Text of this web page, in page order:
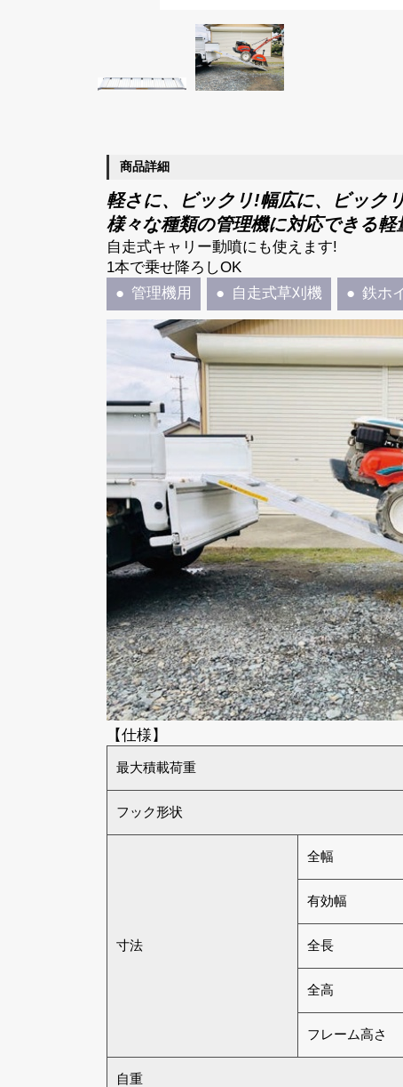
商品詳細
軽さに、ビックリ!幅広に、ビック
様々な種類の管理機に対応できる
自走式キャリー動噴にも使えます!
1本で乗せ降ろしOK
管理機用
自走式草刈機 鉄ホ
【仕様】
最大積載荷重
フック形状
寸法
全幅
有効幅
全長
全高
フレーム高さ
自重